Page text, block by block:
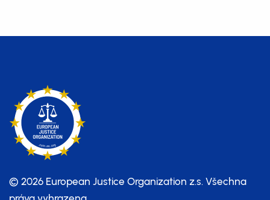
© 2026 European Justice Organization z.s. Všechna